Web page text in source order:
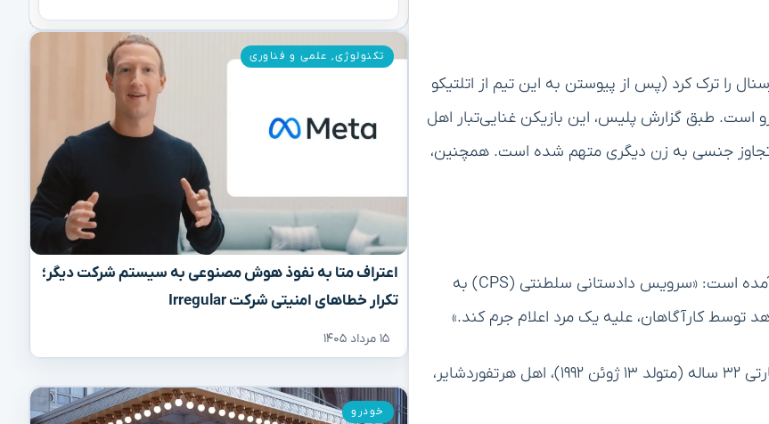
اعتراف متا به نفوذ هوش مصنوعی به سیستم شرکت دیگر؛
تکرار خطاهای امنیتی شرکت Irregular
۱۵ مرداد ۱۴۰۵
تکنولوژی, علمی و فناوری
خودرو
را ترک کرد (پس از پیوستن به این تیم از اتلتیکو
متعددی روبرو است. طبق گزارش پلیس، این بازیکن غنایی‌تبار اهل
تجاوز جنسی به زن دیگری متهم شده است. همچنین،
در بیانیه‌ای که در وب‌سایت پلیس متروپولیتن منتشر شده، آمده است: «سرویس دادستانی سلطنتی (CPS) به
توسط کارآگاهان، علیه یک مرد اعلام جرم کند.»
در ادامه این بیانیه آمده است: «پلیس متروپولیتن، توماس پارتی ۳۲ ساله (متولد ۱۳ ژوئن ۱۹۹۲)، اهل هرتفوردشایر،